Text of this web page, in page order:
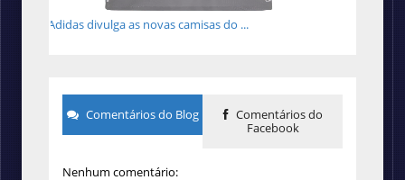
Adidas divulga as novas camisas do ...
Comentários do Blog
Comentários do
Facebook
Nenhum comentário: